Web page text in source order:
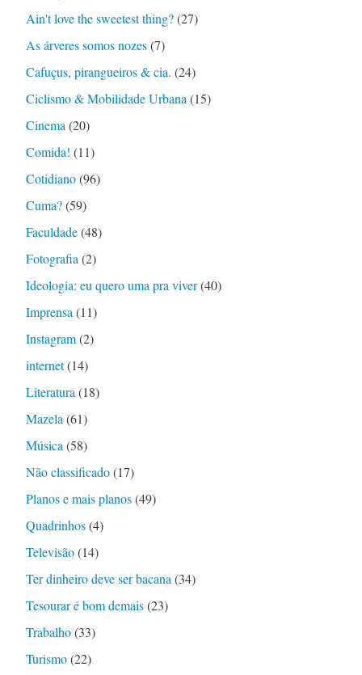
Ain't love the sweetest thing?(27)
As árveres somos nozes(7)
Cafuçus, pirangueiros & cia. (24)
Ciclismo & Mobilidade Urbana (15)
Cinema (20)
Comida! (11)
Cotidiano(96)
Cuma?(59)
Faculdade(48)
Fotografia (2)
Ideologia: eu quero uma pra viver(40)
Imprensa (11)
Instagram(2)
internet(14)
Literatura (18)
Mazela (61)
Música (58)
Não classificado(17)
Planos e mais planos(49)
Quadrinhos(4)
Televisão(14)
Ter dinheiro deve ser bacana (34)
Tesourar é bom demais(23)
Trabalho(33)
Turismo(22)